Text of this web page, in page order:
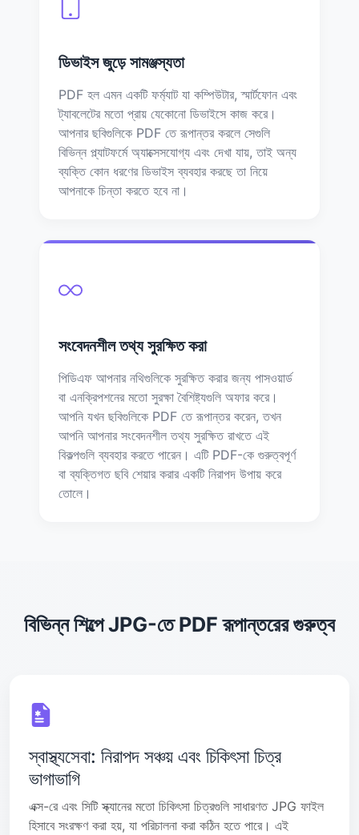
ডিভাইস জুড়ে সামঞ্জস্যতা
PDF হল এমন একটি ফর্ম্যাট যা কম্পিউটার, স্মার্টফোন এবং
ট্যাবলেটের মতো প্রায় যেকোনো ডিভাইসে কাজ করে।
আপনার ছবিগুলিকে PDF তে রূপান্তর করলে সেগুলি
বিভিন্ন প্ল্যাটফর্মে অ্যাক্সেসযোগ্য এবং দেখা যায়, তাই অন্য
ব্যক্তি কোন ধরণের ডিভাইস ব্যবহার করছে তা নিয়ে
আপনাকে চিন্তা করতে হবে না।
সংবেদনশীল তথ্য সুরক্ষিত করা
পিডিএফ আপনার নথিগুলিকে সুরক্ষিত করার জন্য পাসওয়ার্ড
বা এনক্রিপশনের মতো সুরক্ষা বৈশিষ্ট্যগুলি অফার করে।
আপনি যখন ছবিগুলিকে PDF তে রূপান্তর করেন, তখন
আপনি আপনার সংবেদনশীল তথ্য সুরক্ষিত রাখতে এই
বিকল্পগুলি ব্যবহার করতে পারেন। এটি PDF-কে গুরুত্বপূর্ণ
বা ব্যক্তিগত ছবি শেয়ার করার একটি নিরাপদ উপায় করে
তোলে।
বিভিন্ন শিল্পে JPG-তে PDF রূপান্তরের গুরুত্ব
স্বাস্থ্যসেবা: নিরাপদ সঞ্চয় এবং চিকিৎসা চিত্র
ভাগাভাগি
এক্স-রে এবং সিটি স্ক্যানের মতো চিকিৎসা চিত্রগুলি সাধারণত JPG ফাইল
হিসাবে সংরক্ষণ করা হয়, যা পরিচালনা করা কঠিন হতে পারে। এই